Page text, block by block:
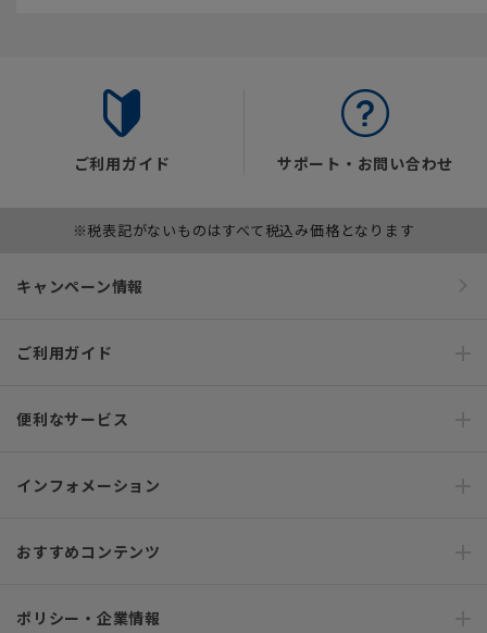
ご利用ガイド サポート・お問い合わせ
※税表記がないものはすべて税込み価格となります
キャンペーン情報
ご利用ガイド
便利なサービス
インフォメーション
おすすめコンテンツ
ポリシー・企業情報